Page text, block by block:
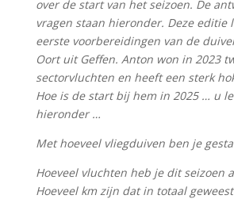
over de start van het seizoen. De
vragen staan hieronder. Deze editie
eerste voorbereidingen van de
Oort uit Geffen. Anton won in 2023
sectorvluchten en heeft een sterk
Hoe is de start bij hem in 2025 … u
hieronder …
Met hoeveel vliegduiven ben je
Hoeveel vluchten heb je dit seizoen
Hoeveel km zijn dat in totaal